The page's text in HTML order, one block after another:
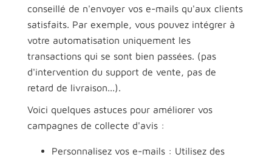
conseillé de n'envoyer vos e-mails qu'aux clients
satisfaits. Par exemple, vous pouvez intégrer à
votre automatisation uniquement les
transactions qui se sont bien passées. (pas
d'intervention du support de vente, pas de
retard de livraison...).
Voici quelques astuces pour améliorer vos
campagnes de collecte d'avis :
Personnalisez vos e-mails : Utilisez des